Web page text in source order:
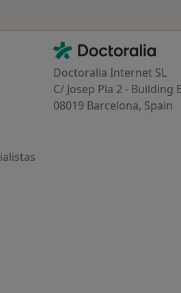
Contacto
Doctoralia - Página de inicio
Doctoralia Internet SL
C/ Josep Pla 2 - Building
08019 Barcelona, Spain